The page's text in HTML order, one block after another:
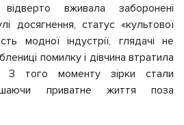
вживала заборонені
досягнення, статус «культової
модної індустрії, глядачі не
помилку і дівчина втратила
З того моменту зірки стали
приватне життя поза